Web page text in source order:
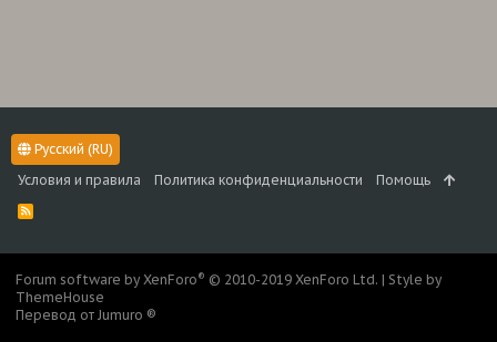
Русский (RU)
Условия и правила
Политика конфиденциальности Помощь
R
S
Forum software by XenForo® © 2010-2019 XenForo Ltd. | Style by
ThemeHouse
Перевод от Jumuro ®